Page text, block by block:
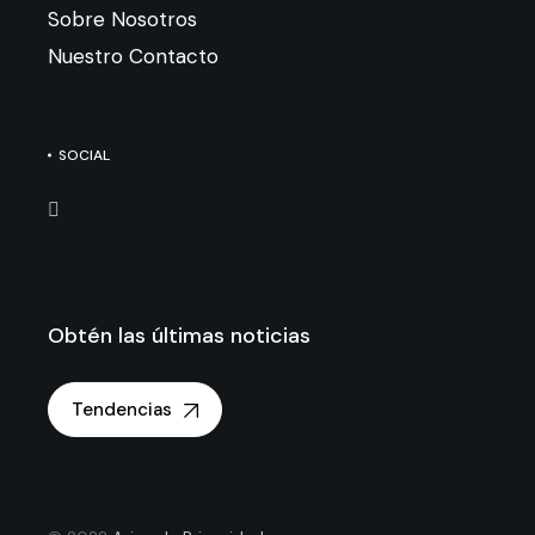
Sobre Nosotros
Nuestro Contacto
SOCIAL
Obtén las últimas noticias
Tendencias